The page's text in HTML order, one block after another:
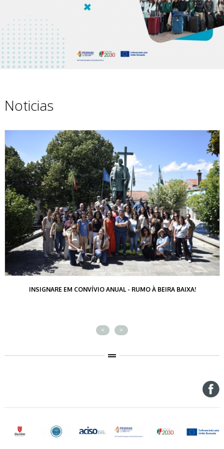
Noticias
INSIGNARE EM CONVÍVIO ANUAL - RUMO À BEIRA BAIXA!
< >